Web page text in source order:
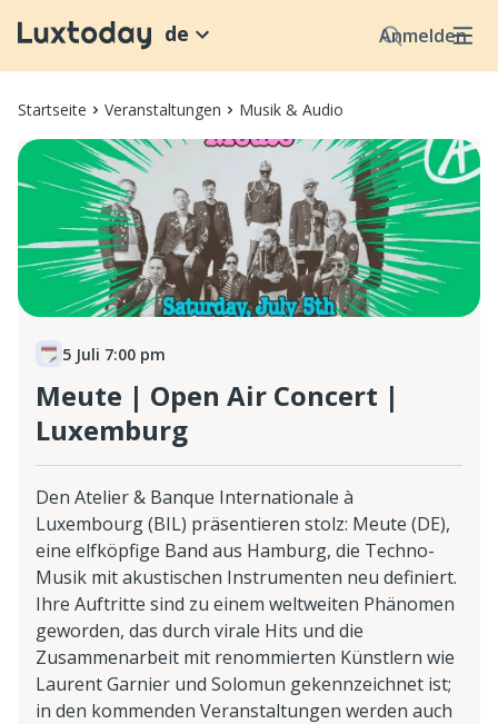
Anmelden
de
Startseite Veranstaltungen Musik & Audio
5 Juli 7:00 pm
Meute | Open Air Concert |
Luxemburg
Den Atelier & Banque Internationale à
Luxembourg (BIL) präsentieren stolz: Meute (DE),
eine elfköpfige Band aus Hamburg, die Techno-
Musik mit akustischen Instrumenten neu definiert.
Ihre Auftritte sind zu einem weltweiten Phänomen
geworden, das durch virale Hits und die
Zusammenarbeit mit renommierten Künstlern wie
Laurent Garnier und Solomun gekennzeichnet ist;
in den kommenden Veranstaltungen werden auch